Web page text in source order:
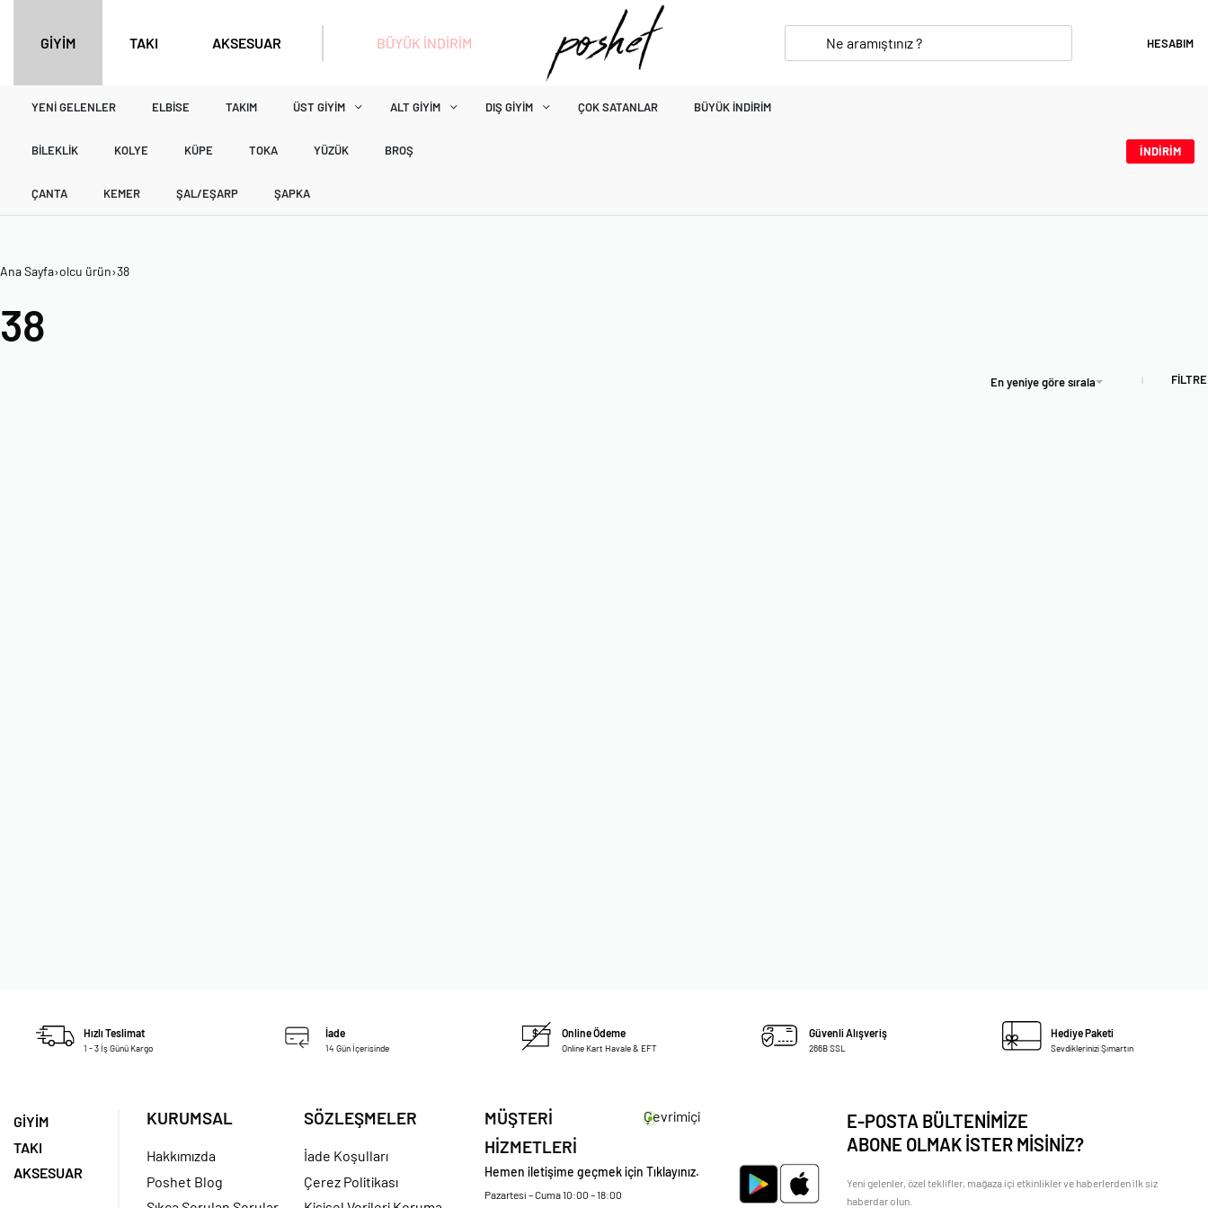
GİYİM TAKI AKSESUAR BÜYÜK İNDİRİM HESABIM
YENI GELENLER ELBISE TAKIM ÜST GIYIM ALT GIYIM DIŞ GIYIM ÇOK SATANLAR BÜYÜK İNDIRIM
BILEKLIK KOLYE KÜPE TOKA YÜZÜK BROŞ
ÇANTA KEMER ŞAL/EŞARP ŞAPKA
İNDİRİM
Ana Sayfa›olcu ürün›38
38
En yeniye göre sırala FİLTRE
Hızlı Teslimat
1 - 3 İş Günü Kargo
İade
14 Gün İçerisinde
Online Ödeme
Online Kart Havale & EFT
Güvenli Alışveriş
266B SSL
Hediye Paketi
Sevdiklerinizi Şımartın
GİYİM
TAKI
AKSESUAR
KURUMSAL
Hakkımızda
Poshet Blog
SÖZLEŞMELER
İade Koşulları
Çerez Politikası
MÜŞTERİ
HİZMETLERİ
Çevrimiçi
Hemen iletişime geçmek için Tıklayınız.
Pazartesi – Cuma 10:00 – 18:00
E-POSTA BÜLTENİMİZE
ABONE OLMAK İSTER MİSİNİZ?
Yeni gelenler, özel teklifler, mağaza içi etkinlikler ve haberlerden ilk siz
haberdar olun.